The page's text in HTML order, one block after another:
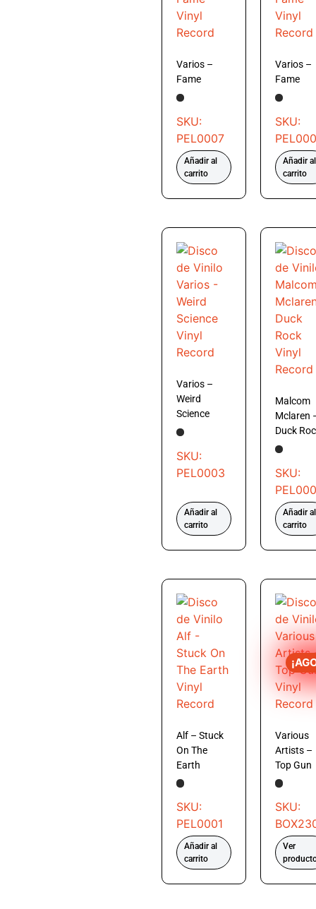
Varios –
Fame
SKU:
PEL0007
Añadir al
carrito
Varios –
Fame
SKU:
Añadir al
carrito
Varios –
Weird
Science
SKU:
PEL0003
Añadir al
carrito
Malcom
Mclaren
Duck
SKU:
Añadir al
carrito
Alf – Stuck
On The
Earth
SKU:
PEL0001
Añadir al
carrito
Various
Artists –
Top Gun
SKU:
Ver